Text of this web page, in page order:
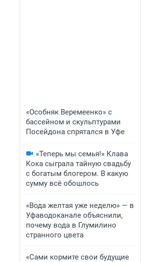
«Особняк Веремеенко» с
бассейном и скульптурами
Посейдона спрятался в Уфе
«Теперь мы семья!» Клава
Кока сыграла тайную свадьбу
с богатым блогером. В какую
сумму всё обошлось
«Вода желтая уже неделю» — в
Уфаводоканале объяснили,
почему вода в Глумилино
странного цвета
«Сами кормите свои будущие